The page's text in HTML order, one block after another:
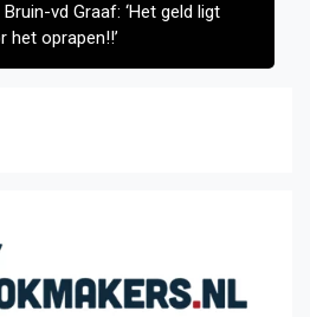
vd Graaf: ‘Het geld ligt
het oprapen!!’